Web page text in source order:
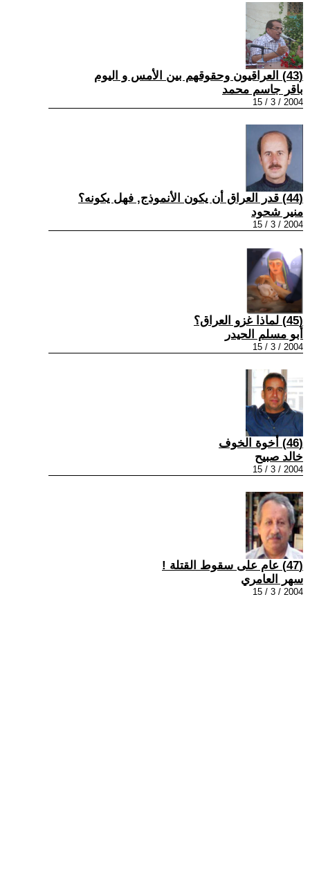
(43) العراقيون وحقوقهم بين الأمس و اليوم
باقر جاسم محمد
2004 / 3 / 15
(44) قدر العراق أن يكون الأنموذج, فهل يكونه؟
منير شحود
2004 / 3 / 15
(45) لماذا غزو العراق؟
أبو مسلم الحيدر
2004 / 3 / 15
(46) أخوة الخوف
خالد صبيح
2004 / 3 / 15
(47) عام على سقوط القتلة !
سهر العامري
2004 / 3 / 15